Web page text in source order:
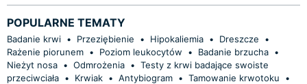
POPULARNE TEMATY
Badanie krwi • Przeziębienie • Hipokaliemia • Dreszcze
•
Rażenie piorunem • Poziom leukocytów • Badanie brzucha •
Nieżyt nosa • Odmrożenia • Testy z krwi badające swoiste
przeciwciała • Krwiak • Antybiogram • Tamowanie krwotoku
•